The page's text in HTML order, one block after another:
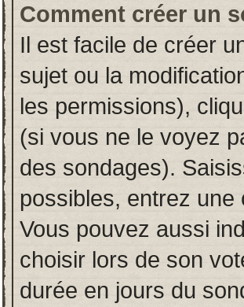
Comment créer un
Il est facile de créer
sujet ou la
les permissions),
(si vous ne le voyez
des sondages).
possibles, entrez
Vous pouvez aussi
choisir lors de son
durée en jours du